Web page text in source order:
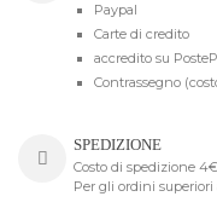
Paypal
Carte di credito
accredito su
Contrassegno
SPEDIZIONE
Costo di spedizione 4€
Per gli ordini superiori